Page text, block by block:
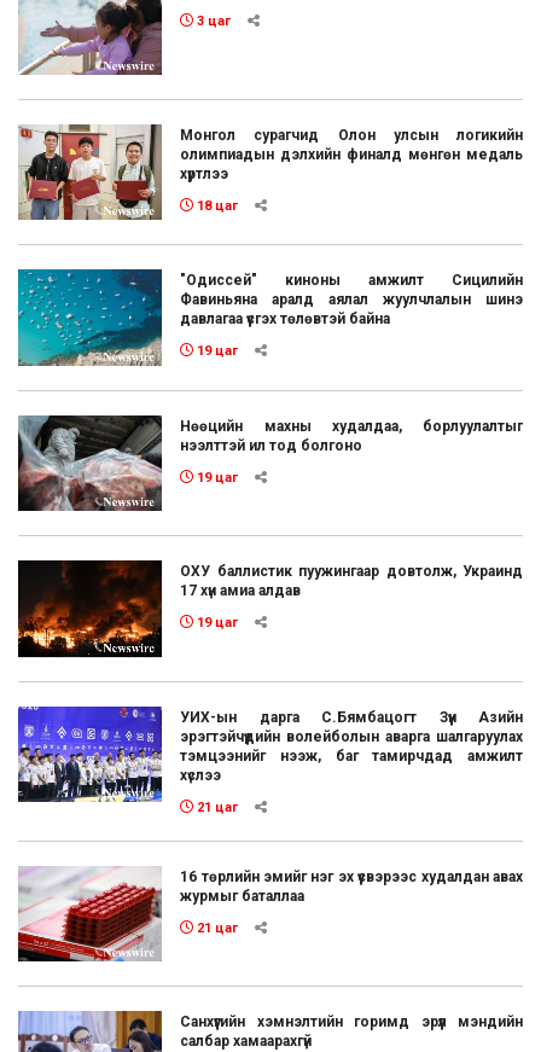
3 цаг
Монгол сурагчид Олон улсын логикийн
олимпиадын дэлхийн финалд мөнгөн медаль
хүртлээ
18 цаг
"Одиссей" киноны амжилт Сицилийн
Фавиньяна аралд аялал жуулчлалын шинэ
давлагаа үүсгэх төлөвтэй байна
19 цаг
Нөөцийн махны худалдаа, борлуулалтыг
нээлттэй ил тод болгоно
19 цаг
ОХУ баллистик пуужингаар довтолж, Украинд
17 хүн амиа алдав
19 цаг
УИХ-ын дарга С.Бямбацогт Зүүн Азийн
эрэгтэйчүүдийн волейболын аварга шалгаруулах
тэмцээнийг нээж, баг тамирчдад амжилт
хүслээ
21 цаг
16 төрлийн эмийг нэг эх үүсвэрээс худалдан авах
журмыг баталлаа
21 цаг
Санхүүгийн хэмнэлтийн горимд эрүүл мэндийн
салбар хамаарахгүй